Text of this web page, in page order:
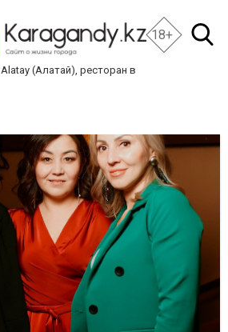
18+
Alatay (Алатай), ресторан в